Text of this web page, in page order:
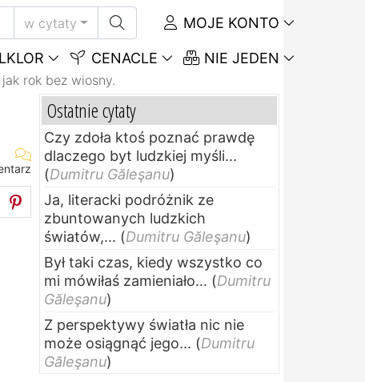
w cytaty MOJE KONTO
CENACLE NIE JEDEN
rok bez wiosny.
Ostatnie cytaty
Czy zdoła ktoś poznać prawdę
dlaczego byt ludzkiej myśli...
(Dumitru Găleşanu)
Ja, literacki podróżnik ze
zbuntowanych ludzkich
światów,... (Dumitru Găleşanu)
Był taki czas, kiedy wszystko co
mi mówiłaś zamieniało... (Dumitru
Găleşanu)
Z perspektywy światła nic nie
może osiągnąć jego... (Dumitru
Găleşanu)